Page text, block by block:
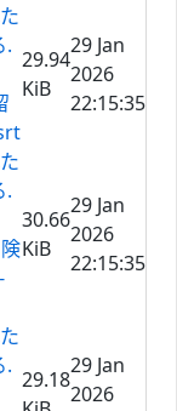
.
29.94
KiB
29 Jan
2026
22:15:35
.
30.66
KiB
29 Jan
2026
22:15:35
.
29.18
29 Jan
2026